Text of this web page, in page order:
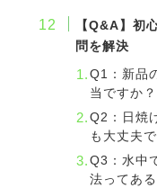
【Q&A】初
問を解決
Q1：新品
当ですか？
Q2：日焼
も大丈夫
Q3：水中
法ってある